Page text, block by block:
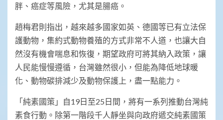
胖、癌症等風險，尤其是腸癌。
趙梅君則指出，越來越多國家如英、德國等已有立法保
護動物，集約式動物養殖的方式非常不人道，也讓大自
然沒有機會喘息和恢復，期望政府可將其納入政策，讓
人民能慢慢遵循，台灣雖然很小，但能為降低地球暖
化、動物碳排減少及動物保護上，盡一點能力。
「純素國策」自19日至25日間，將有一系列推動台灣純
素食行動。除第一階段千人靜坐與向政府遞交純素國策